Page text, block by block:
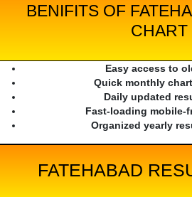
BENIFITS OF
CHART
Easy access to
Quick monthly
Daily updated
Fast-loading mobile-
Organized yearly
FATEHABAD